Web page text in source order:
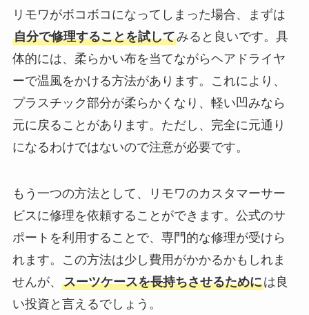
リモワがボコボコになってしまった場合、まずは
自分で修理することを試してみると良いです。具
体的には、柔らかい布を当てながらヘアドライヤ
ーで温風をかける方法があります。これにより、
プラスチック部分が柔らかくなり、軽い凹みなら
元に戻ることがあります。ただし、完全に元通り
になるわけではないので注意が必要です。
もう一つの方法として、リモワのカスタマーサー
ビスに修理を依頼することができます。公式のサ
ポートを利用することで、専門的な修理が受けら
れます。この方法は少し費用がかかるかもしれま
せんが、 スーツケースを長持ちさせるためには良
い投資と言えるでしょう。